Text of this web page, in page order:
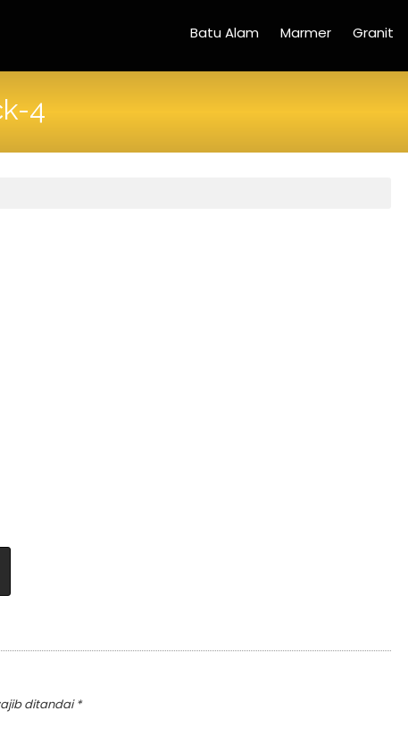
Batu Alam Marmer Granit
4
ditandai*